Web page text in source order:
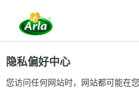
联系我们
隐私偏好中心
您访问任何网站时，网站都可能在